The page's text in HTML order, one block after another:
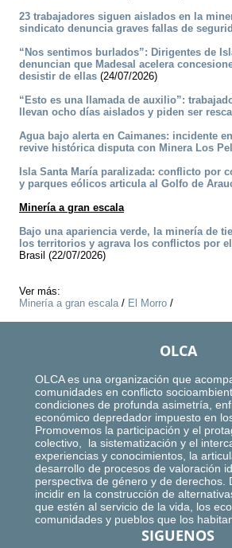
23 trabajadores siguen aislados en la
sindicato denuncia graves fallas de
“Nos sentimos burlados”: Dirigentes de
denuncian que Madesal acelera
desistir de ellas (24/07/2026)
“Esto es una llamada de auxilio”:
llevan ocho días aislados y piden ser
Agua bajo alerta en Caimanes: incidente
revive histórica disputa con Minera Los
Isla Santa María paralizada: conflicto por
y parques eólicos articula al Golfo de
Minería a gran escala
Bajo una apariencia verde, la minería de
los territorios y agrava los conflictos por
Brasil (22/07/2026)
Ver más:
Minería a gran escala/ El Morro /
OLCA
OLCA es una organización que
comunidades en conflicto
condiciones de profunda asimetría,
económico depredador impuesto en
Promovemos la participación y el
colectivo, la sistematización y el
experiencias y conocimientos, la
desarrollo de procesos de valoración
perspectiva de género y de derechos.
incidir en la construcción de
que estén al servicio de la vida, los
comunidades y pueblos que los
SIGUENOS